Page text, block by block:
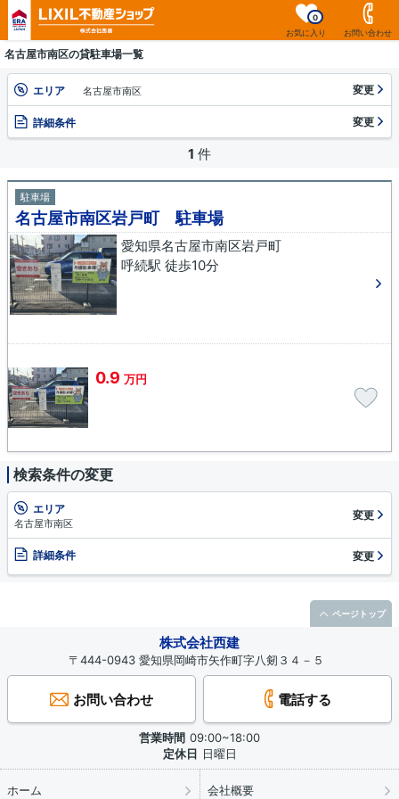
お気に入り
0
お問い合わせ
名古屋市南区の貸駐車場一覧
エリア 名古屋市南区 変更
詳細条件 変更
1 件
駐車場
名古屋市南区岩戸町 駐車場
愛知県名古屋市南区岩戸町
呼続駅 徒歩10分
0.9 万円
検索条件の変更
エリア
名古屋市南区
変更
詳細条件 変更
株式会社西建
〒444-0943 愛知県岡崎市矢作町字八剱３４－５
お問い合わせ 電話する
営業時間 09:00~18:00
定休日 日曜日
ホーム 会社概要
ページトップ